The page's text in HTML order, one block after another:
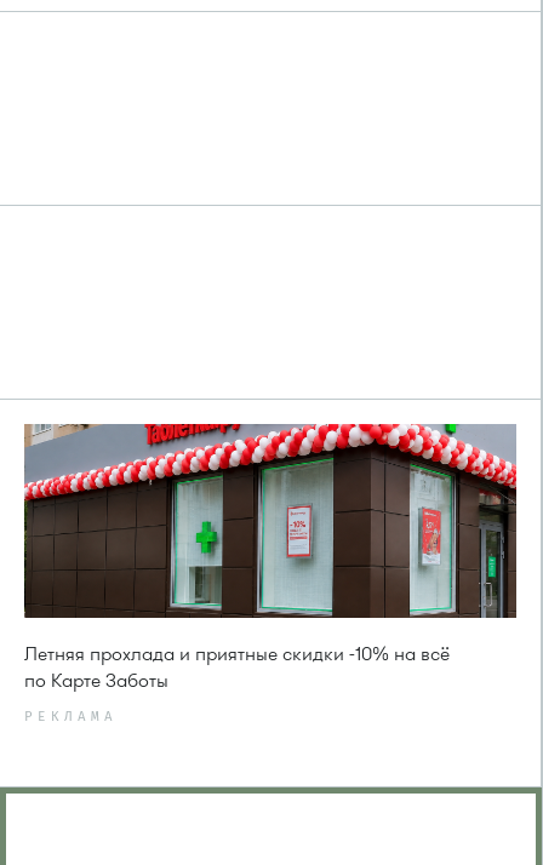
Летняя прохлада и приятные скидки -10% на всё
по Карте Заботы
РЕКЛАМА